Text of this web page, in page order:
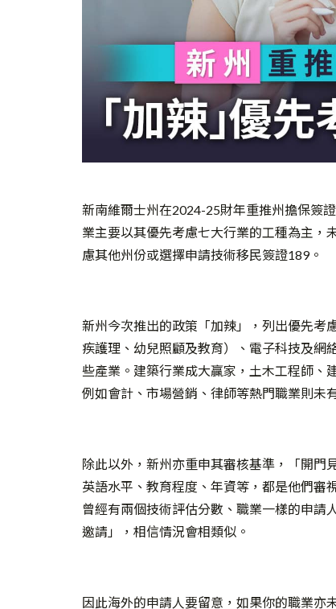
新南維爾士州在2024-25財年重推州擔保簽
業主要以其優先考慮七大行業的工種為主，
慮其他州份或選擇申請技術移民簽證189。
新州今次推出的政策「加辣」，列出優先考
疾護理、幼兒照顧及教育）、電子科技及網
些產業。建築行業成大贏家，土木工程師、
例如會計、市場營銷、律師等熱門職業則未
除此以外，新州亦重申其審核基準，「開門
英語水平、教育程度、年資等，都是他們審
曾經有兩個技術評估分數、職業一樣的申請
邀請」，相信情況會相類似。
因此海外的申請人要留意，如果你的職業亦